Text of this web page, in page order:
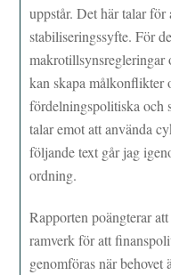
uppstår. Det här talar för
stabiliseringssyfte. För
kan skapa målkonflikter
fördelningspolitiska och
talar emot att använda
följande text går jag
ordning.
Rapporten poängterar
ramverk för att
genomföras när behovet